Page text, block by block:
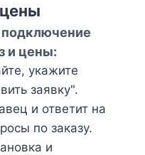
подключение
и цены:
укажите
заявку".
и ответит на
по заказу.
и